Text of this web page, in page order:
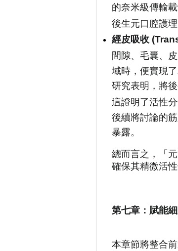
的奈米級傳輸
後生元口腔護
經皮吸收
間隙、毛囊、
域時，便實現
研究表明，將
這證明了活性
後續將討論的
暴露。
總而言之，「
確保其精微活
第七章：賦能
本章節將整合